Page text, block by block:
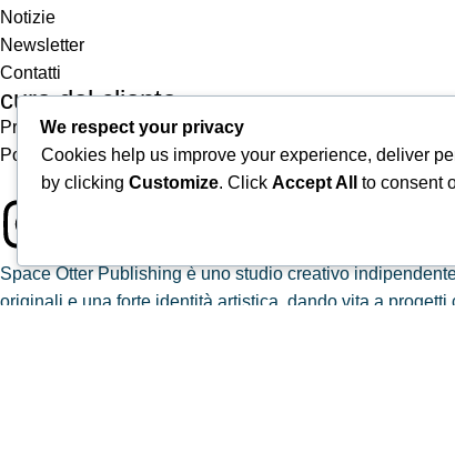
Notizie
Newsletter
Contatti
cura del cliente
Privacy & Cookie Policy
Politiche di uso del sito, spedizioni e reclami
Space Otter Publishing è uno studio creativo
originali e una forte identità artistica, dando vita a
We respect your privacy
Cookies help us improve your experience, deliver
by clicking Customize. Click Accept All to consent